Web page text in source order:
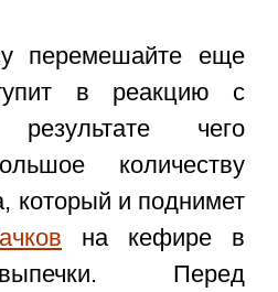
перемешайте еще
в реакцию с
чего
количеству
который и поднимет
на кефире в
Перед